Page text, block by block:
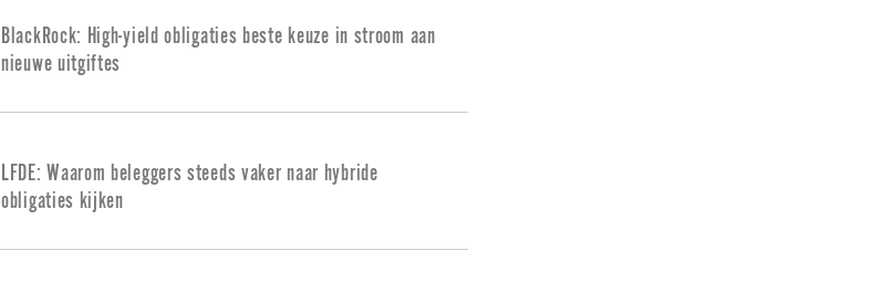
BlackRock: High-yield obligaties beste keuze in stroom aan
nieuwe uitgiftes
LFDE: Waarom beleggers steeds vaker naar hybride
obligaties kijken